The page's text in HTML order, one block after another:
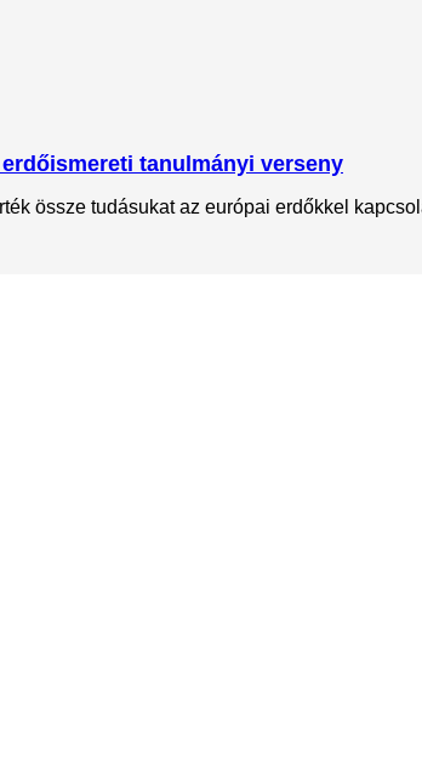
tanulmányi verseny
össze tudásukat az európai erdőkkel